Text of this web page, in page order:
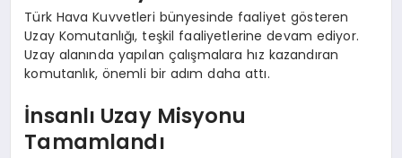
Türk Hava Kuvvetleri bünyesinde faaliyet gösteren
Uzay Komutanlığı, teşkil faaliyetlerine devam ediyor.
Uzay alanında yapılan çalışmalara hız kazandıran
komutanlık, önemli bir adım daha attı.
İnsanlı Uzay Misyonu
Tamamlandı